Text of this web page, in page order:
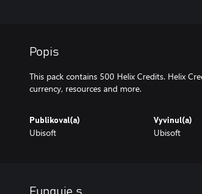
Popis
This pack contains 500 Helix Credits. Helix
currency, resources and more.
Publikoval(a)
Ubisoft
Vyvinul(a)
Ubisoft
Funguje s